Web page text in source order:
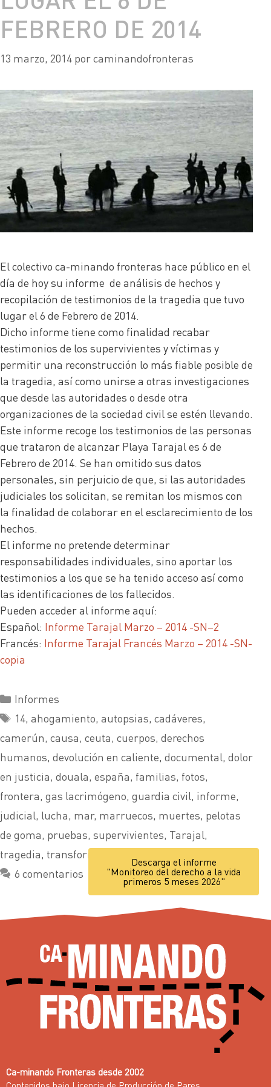
FEBRERO DE 2014
13 marzo, 2014 porcaminandofronteras
El colectivo ca-minando fronteras hace público en el
día de hoy su informe de análisis de hechos y
recopilación de testimonios de la tragedia que tuvo
lugar el 6 de Febrero de 2014.
Dicho informe tiene como finalidad recabar
testimonios de los supervivientes y víctimas y
permitir una reconstrucción lo más fiable posible de
la tragedia, así como unirse a otras investigaciones
que desde las autoridades o desde otra
organizaciones de la sociedad civil se estén llevando.
Este informe recoge los testimonios de las personas
que trataron de alcanzar Playa Tarajal es 6 de
Febrero de 2014. Se han omitido sus datos
personales, sin perjuicio de que, si las autoridades
judiciales los solicitan, se remitan los mismos con
la finalidad de colaborar en el esclarecimiento de los
hechos.
El informe no pretende determinar
responsabilidades individuales, sino aportar los
testimonios a los que se ha tenido acceso así como
las identificaciones de los fallecidos.
Pueden acceder al informe aquí:
Español: Informe Tarajal Marzo – 2014 -SN–2
Francés: Informe Tarajal Francés Marzo – 2014 -SN-
copia
Informes
14, ahogamiento, autopsias, cadáveres,
camerún, causa, ceuta, cuerpos, derechos
humanos, devolución en caliente, documental, dolor
en justicia, douala, españa, familias, fotos,
frontera, gas lacrimógeno, guardia civil, informe,
judicial, lucha, mar, marruecos, muertes, pelotas
de goma, pruebas, supervivientes, Tarajal,
tragedia, transformar
6 comentarios
Descarga el informe
"Monitoreo del derecho a la vida
primeros 5 meses 2026"
Ca-minando Fronteras desde 2002